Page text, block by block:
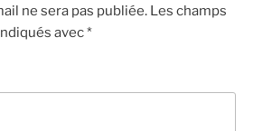
ne sera pas publiée. Les champs
avec*